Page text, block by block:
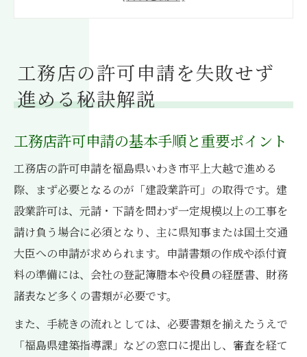
申請ミスを防ぐ工務店向け手続き実践術
工務店の申請ミスを防ぐ事前チェック法
工務店が活用したい申請サポート情報集
建築指導課を利用した工務店の相談術
工務店申請時に確認したい産廃制度の要点
工務店許可更新時に注意すべき実務ポイン
ト
福島県いわき市で工務店運営する際のポイント
工務店運営で押さえるべき地域制度とは
一般廃棄物処理業者選びで工務店が注意す
る点
コンクリート処分時に工務店が守るべき手
順
工務店の許可申請を失敗せず
進める秘訣解説
工務店許可申請の基本手順と重要ポイント
工務店の許可申請を福島県いわき市平上大越で進める
際、まず必要となるのが「建設業許可」の取得です。建
設業許可は、元請・下請を問わず一定規模以上の工事を
請け負う場合に必須となり、主に県知事または国土交通
大臣への申請が求められます。申請書類の作成や添付資
料の準備には、会社の登記簿謄本や役員の経歴書、財務
諸表など多くの書類が必要です。
また、手続きの流れとしては、必要書類を揃えたうえで
「福島県建築指導課」などの窓口に提出し、審査を経て